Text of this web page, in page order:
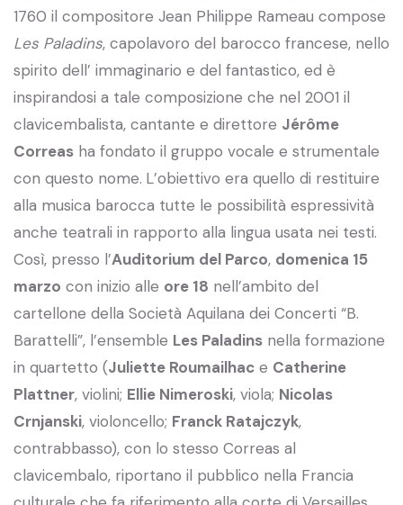
1760 il compositore Jean Philippe Rameau compose
Les Paladins, capolavoro del barocco francese, nello
spirito dell’ immaginario e del fantastico, ed è
inspirandosi a tale composizione che nel 2001 il
clavicembalista, cantante e direttore Jérôme
Correas ha fondato il gruppo vocale e strumentale
con questo nome. L’obiettivo era quello di restituire
alla musica barocca tutte le possibilità espressività
anche teatrali in rapporto alla lingua usata nei testi.
Così, presso l’Auditorium del Parco, domenica 15
marzo con inizio alle ore 18 nell’ambito del
cartellone della Società Aquilana dei Concerti “B.
Barattelli”, l’ensemble Les Paladins nella formazione
in quartetto (Juliette Roumailhac e Catherine
Plattner, violini; Ellie Nimeroski, viola; Nicolas
Crnjanski, violoncello; Franck Ratajczyk,
contrabbasso), con lo stesso Correas al
clavicembalo, riportano il pubblico nella Francia